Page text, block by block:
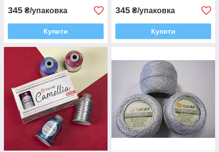
345 ₴/упаковка
Купити
345 ₴/упаковка
Купити